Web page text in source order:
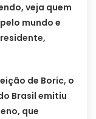
veja quem
mundo e
de Boric, o
Brasil emitiu
que